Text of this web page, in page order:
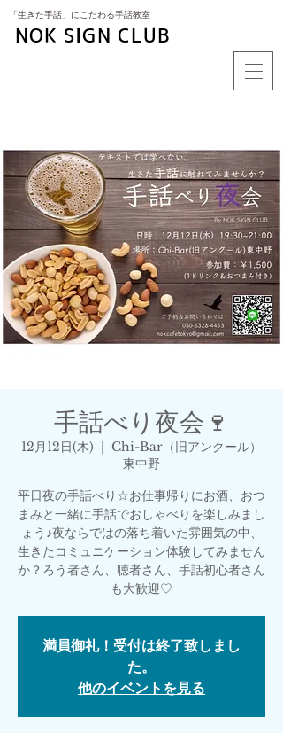
​「生きた手話」にこだわる手話教室
NOK SIGN CLUB
手話べり夜会🍷
12月12日(木)
  |
Chi-Bar（旧アンクール）
東中野
平日夜の手話べり☆お仕事帰りにお酒、おつ
まみと一緒に手話でおしゃべりを楽しみまし
ょう♪夜ならではの落ち着いた雰囲気の中、
生きたコミュニケーション体験してみません
か？ろう者さん、聴者さん、手話初心者さん
も大歓迎♡
満員御礼！受付は終了致しまし
た。
他のイベントを見る